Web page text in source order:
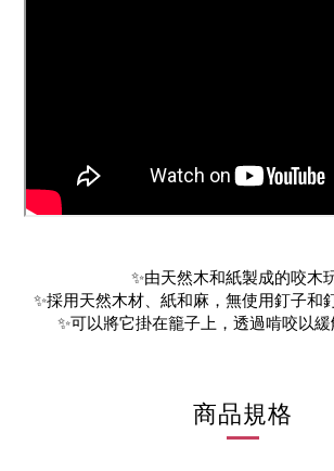
✨由天然木和紙製成的咬木
✨採用天然木材、紙和麻，無使用釘子和
✨可以將它掛在籠子上，透過啃咬以緩
商品規格